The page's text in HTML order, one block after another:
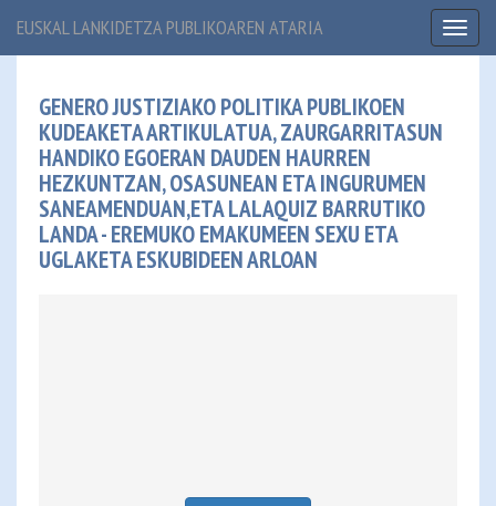
EUSKAL LANKIDETZA PUBLIKOAREN ATARIA
GENERO JUSTIZIAKO POLITIKA PUBLIKOEN
KUDEAKETA ARTIKULATUA, ZAURGARRITASUN
HANDIKO EGOERAN DAUDEN HAURREN
HEZKUNTZAN, OSASUNEAN ETA INGURUMEN
SANEAMENDUAN,ETA LALAQUIZ BARRUTIKO
LANDA - EREMUKO EMAKUMEEN SEXU ETA
UGLAKETA ESKUBIDEEN ARLOAN